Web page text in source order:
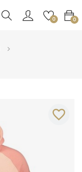
0 0
favorite_border